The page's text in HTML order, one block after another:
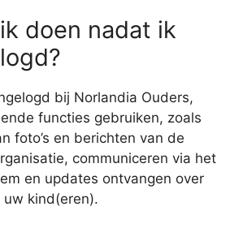
doen nadat ik
bij Norlandia Ouders,
functies gebruiken, zoals
foto’s en berichten van de
communiceren via het
en updates ontvangen over
kind(eren).